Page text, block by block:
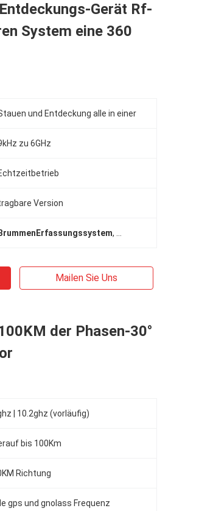
Gerät Rf-
System eine 360
und Entdeckung alle in einer
zu 6GHz
Version
BrummenErfassungssystem,
Mailen Sie Uns
der Phasen-30°
| 10.2ghz (vorläufig)
bis 100Km
Richtung
gps und gnolass Frequenz